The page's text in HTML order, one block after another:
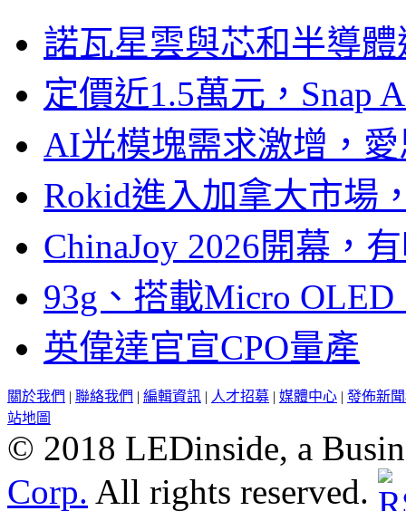
諾瓦星雲與芯和半導
定價近1.5萬元，Snap
AI光模塊需求激增，
Rokid進入加拿大市場
ChinaJoy 2026開幕，
93g、搭載Micro
英偉達官宣CPO量產
關於我們 | 聯絡我們 | 編輯資訊 | 人才招募 | 媒體中心 | 發佈新
站地圖
© 2018 LEDinside, a
Corp. All rights reserved.